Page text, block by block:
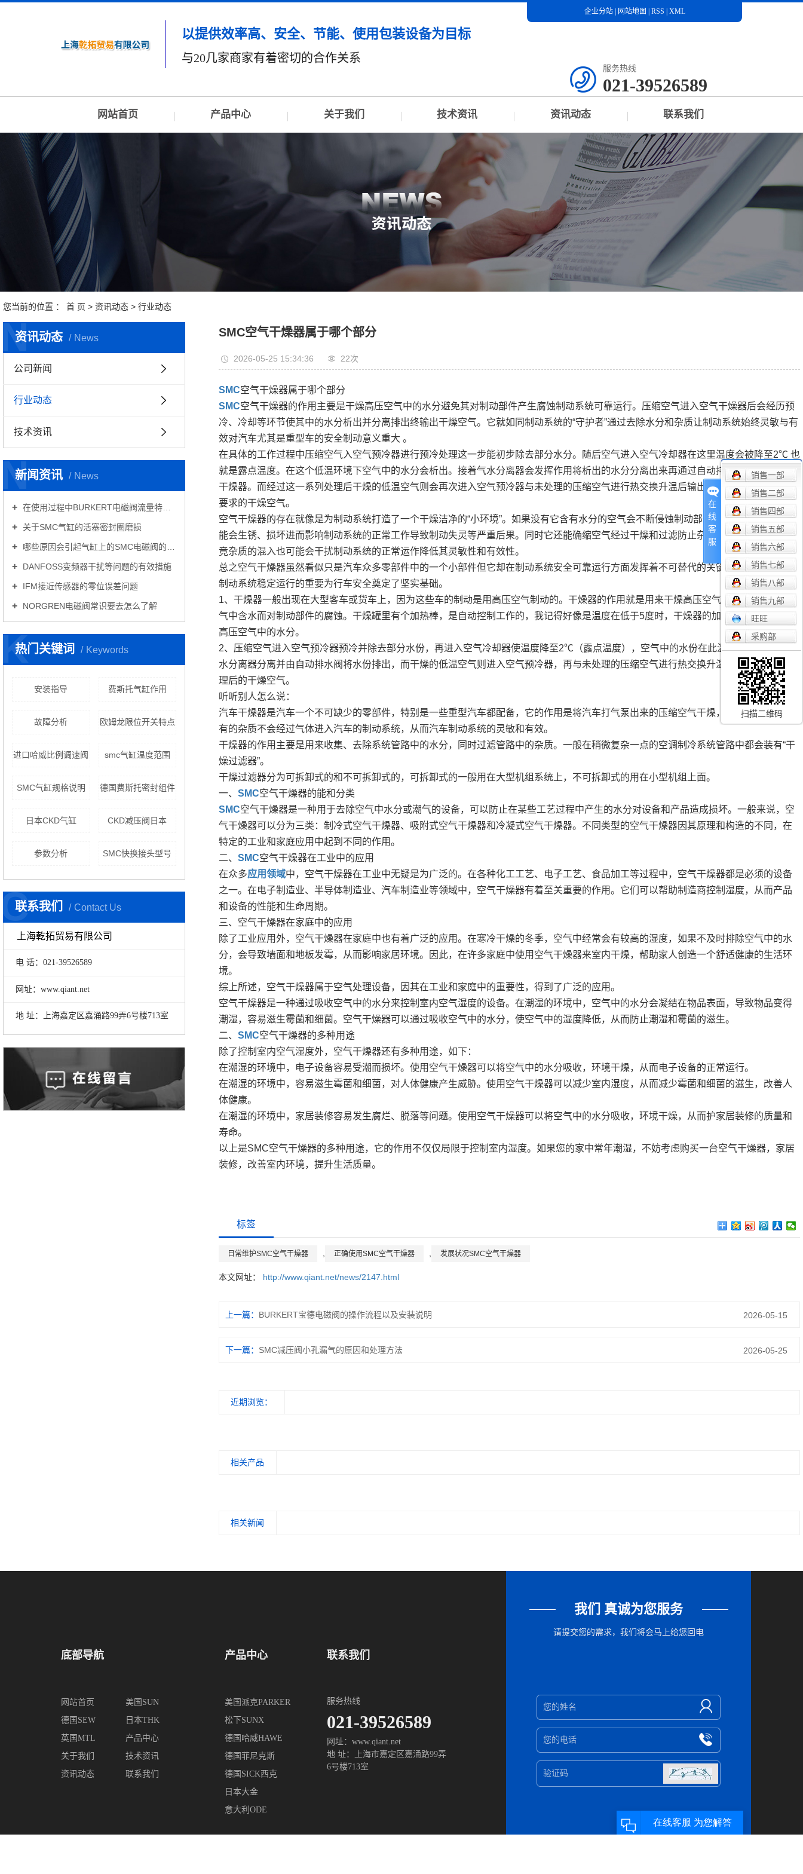
以提供效率高、安全、节能、使用包装设备为目标
与20几家商家有着密切的合作关系
企业分站| 网站地图 RSS XML
服务热线
021-39526589
网站首页 产品中心 关于我们 技术资讯 资讯动态 联系我们
您当前的位置 ： 首 页 > 资讯动态 > 行业动态
资讯动态 News
N
公司新闻
行业动态
技术资讯
新闻资讯 News
N
在使用过程中BURKERT电磁阀流量特性有哪些意义？
关于SMC气缸的活塞密封圈磨损
哪些原因会引起气缸上的SMC电磁阀的损坏
DANFOSS变频器干扰等问题的有效措施
IFM接近传感器的零位误差问题
NORGREN电磁阀常识要去怎么了解
热门关键词 Keywords
K
安装指导 费斯托气缸作用
故障分析 欧姆龙限位开关特点
进口哈威比例调速阀 smc气缸温度范围
SMC气缸规格说明 德国费斯托密封组件
日本CKD气缸 CKD减压阀日本
参数分析 SMC快换接头型号
联系我们 Contact Us
C
上海乾拓贸易有限公司
电 话：021-39526589
网址：www.qiant.net
地 址：上海嘉定区嘉涌路99弄6号楼713室
SMC空气干燥器属于哪个部分
2026-05-25 15:34:36 22次
SMC空气干燥器属于哪个部分
SMC空气干燥器的作用主要是干燥高压空气中的水分避免其对制动部件产生腐蚀制动系统可靠运行。压缩空气进入空气干燥器后会经历预
冷、冷却等环节使其中的水分析出并分离排出终输出干燥空气。它就如同制动系统的“守护者”通过去除水分和杂质让制动系统始终灵敏与有
效对汽车尤其是重型车的安全制动意义重大 。
在具体的工作过程中压缩空气入空气预冷器进行预冷处理这一步能初步除去部分水分。随后空气进入空气冷却器在这里温度会被降至2℃ 也
就是露点温度。在这个低温环境下空气中的水分会析出。接着气水分离器会发挥作用将析出的水分分离出来再通过自动排水阀把水分排出
干燥器。而经过这一系列处理后干燥的低温空气则会再次进入空气预冷器与未处理的压缩空气进行热交换升温后输出此时得到的就是符合
要求的干燥空气。
空气干燥器的存在就像是为制动系统打造了一个干燥洁净的“小环境”。如果没有它含有水分的空气会不断侵蚀制动部件时间一长制动部件可
能会生锈、损坏进而影响制动系统的正常工作导致制动失灵等严重后果。同时它还能确缩空气经过干燥和过滤防止杂质进入制动系统。毕
竟杂质的混入也可能会干扰制动系统的正常运作降低其灵敏性和有效性。
总之空气干燥器虽然看似只是汽车众多零部件中的一个小部件但它却在制动系统安全可靠运行方面发挥着不可替代的关键作用。它是汽车
制动系统稳定运行的重要为行车安全奠定了坚实基础。
1、干燥器一般出现在大型客车或货车上，因为这些车的制动是用高压空气制动的。干燥器的作用就是用来干燥高压空气中的水分，避免空
气中含水而对制动部件的腐蚀。干燥罐里有个加热棒，是自动控制工作的，我记得好像是温度在低于5度时，干燥器的加热棒工作，以干燥
高压空气中的水分。
2、压缩空气进入空气预冷器预冷并除去部分水份，再进入空气冷却器使温度降至2℃（露点温度），空气中的水份在此温度下析出，经气
水分离器分离并由自动排水阀将水份排出，而干燥的低温空气则进入空气预冷器，再与未处理的压缩空气进行热交换升温后输出，即为处
理后的干燥空气。
听听别人怎么说：
汽车干燥器是汽车一个不可缺少的零部件，特别是一些重型汽车都配备，它的作用是将汽车打气泵出来的压缩空气干燥，过滤，使气体含
有的杂质不会经过气体进入汽车的制动系统，从而汽车制动系统的灵敏和有效。
干燥器的作用主要是用来收集、去除系统管路中的水分，同时过滤管路中的杂质。一般在稍微复杂一点的空调制冷系统管路中都会装有“干
燥过滤器”。
干燥过滤器分为可拆卸式的和不可拆卸式的，可拆卸式的一般用在大型机组系统上，不可拆卸式的用在小型机组上面。
一、 SMC空气干燥器的能和分类
SMC空气干燥器是一种用于去除空气中水分或潮气的设备，可以防止在某些工艺过程中产生的水分对设备和产品造成损坏。一般来说，空
气干燥器可以分为三类：制冷式空气干燥器、吸附式空气干燥器和冷凝式空气干燥器。不同类型的空气干燥器因其原理和构造的不同，在
特定的工业和家庭应用中起到不同的作用。
二、 SMC空气干燥器在工业中的应用
在众多应用领域中，空气干燥器在工业中无疑是为广泛的。在各种化工工艺、电子工艺、食品加工等过程中，空气干燥器都是必须的设备
之一。在电子制造业、半导体制造业、汽车制造业等领域中，空气干燥器有着至关重要的作用。它们可以帮助制造商控制湿度，从而产品
和设备的性能和生命周期。
三、空气干燥器在家庭中的应用
除了工业应用外，空气干燥器在家庭中也有着广泛的应用。在寒冷干燥的冬季，空气中经常会有较高的湿度，如果不及时排除空气中的水
分，会导致墙面和地板发霉，从而影响家居环境。因此，在许多家庭中使用空气干燥器来室内干燥，帮助家人创造一个舒适健康的生活环
境。
综上所述，空气干燥器属于空气处理设备，因其在工业和家庭中的重要性，得到了广泛的应用。
空气干燥器是一种通过吸收空气中的水分来控制室内空气湿度的设备。在潮湿的环境中，空气中的水分会凝结在物品表面，导致物品变得
潮湿，容易滋生霉菌和细菌。空气干燥器可以通过吸收空气中的水分，使空气中的湿度降低，从而防止潮湿和霉菌的滋生。
二、 SMC空气干燥器的多种用途
除了控制室内空气湿度外，空气干燥器还有多种用途，如下：
在潮湿的环境中，电子设备容易受潮而损坏。使用空气干燥器可以将空气中的水分吸收，环境干燥，从而电子设备的正常运行。
在潮湿的环境中，容易滋生霉菌和细菌，对人体健康产生威胁。使用空气干燥器可以减少室内湿度，从而减少霉菌和细菌的滋生，改善人
体健康。
在潮湿的环境中，家居装修容易发生腐烂、脱落等问题。使用空气干燥器可以将空气中的水分吸收，环境干燥，从而护家居装修的质量和
寿命。
以上是SMC空气干燥器的多种用途，它的作用不仅仅局限于控制室内湿度。如果您的家中常年潮湿，不妨考虑购买一台空气干燥器，家居
装修，改善室内环境，提升生活质量。
标签
日常维护SMC空气干燥器 正确使用SMC空气干燥器 发展状况SMC空气干燥器
本文网址： http://www.qiant.net/news/2147.html
上一篇： BURKERT宝德电磁阀的操作流程以及安装说明 2026-05-15
下一篇： SMC减压阀小孔漏气的原因和处理方法 2026-05-25
近期浏览：
相关产品
相关新闻
底部导航
网站首页
美国SUN
德国SEW
日本THK
英国MTL
产品中心
关于我们
技术资讯
资讯动态
联系我们
产品中心
美国派克PARKER
松下SUNX
德国哈威HAWE
德国菲尼克斯
德国SICK西克
日本大金
意大利ODE
联系我们
服务热线
021-39526589
网址：www.qiant.net
地 址：上海市嘉定区嘉涌路99弄
6号楼713室
我们 真诚为您服务
请提交您的需求，我们将会马上给您回电
在
线
客
服
销售一部
销售二部
销售四部
销售五部
销售六部
销售七部
销售八部
销售九部
旺旺
采购部
扫描二维码